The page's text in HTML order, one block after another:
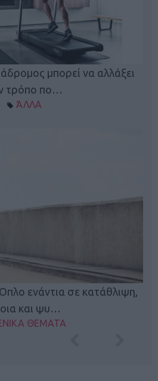
μπορεί να αλλάξει
τρόπο πο…
ΆΛΛΑ
ενάντια σε κατάθλιψη,
και ψυ…
ΘΕΜΑΤΑ